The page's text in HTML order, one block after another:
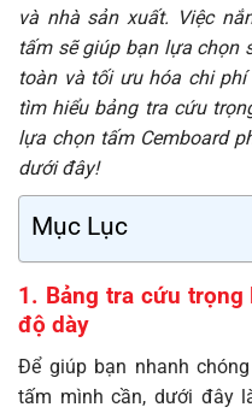
và nhà sản xuất. Việc
tấm sẽ giúp bạn lựa chọn
toàn và tối ưu hóa chi
tìm hiểu bảng tra cứu
lựa chọn tấm Cemboard
dưới đây!
Mục Lục
1. Bảng tra cứu trọng
độ dày
Để giúp bạn nhanh
tấm mình cần, dưới đây